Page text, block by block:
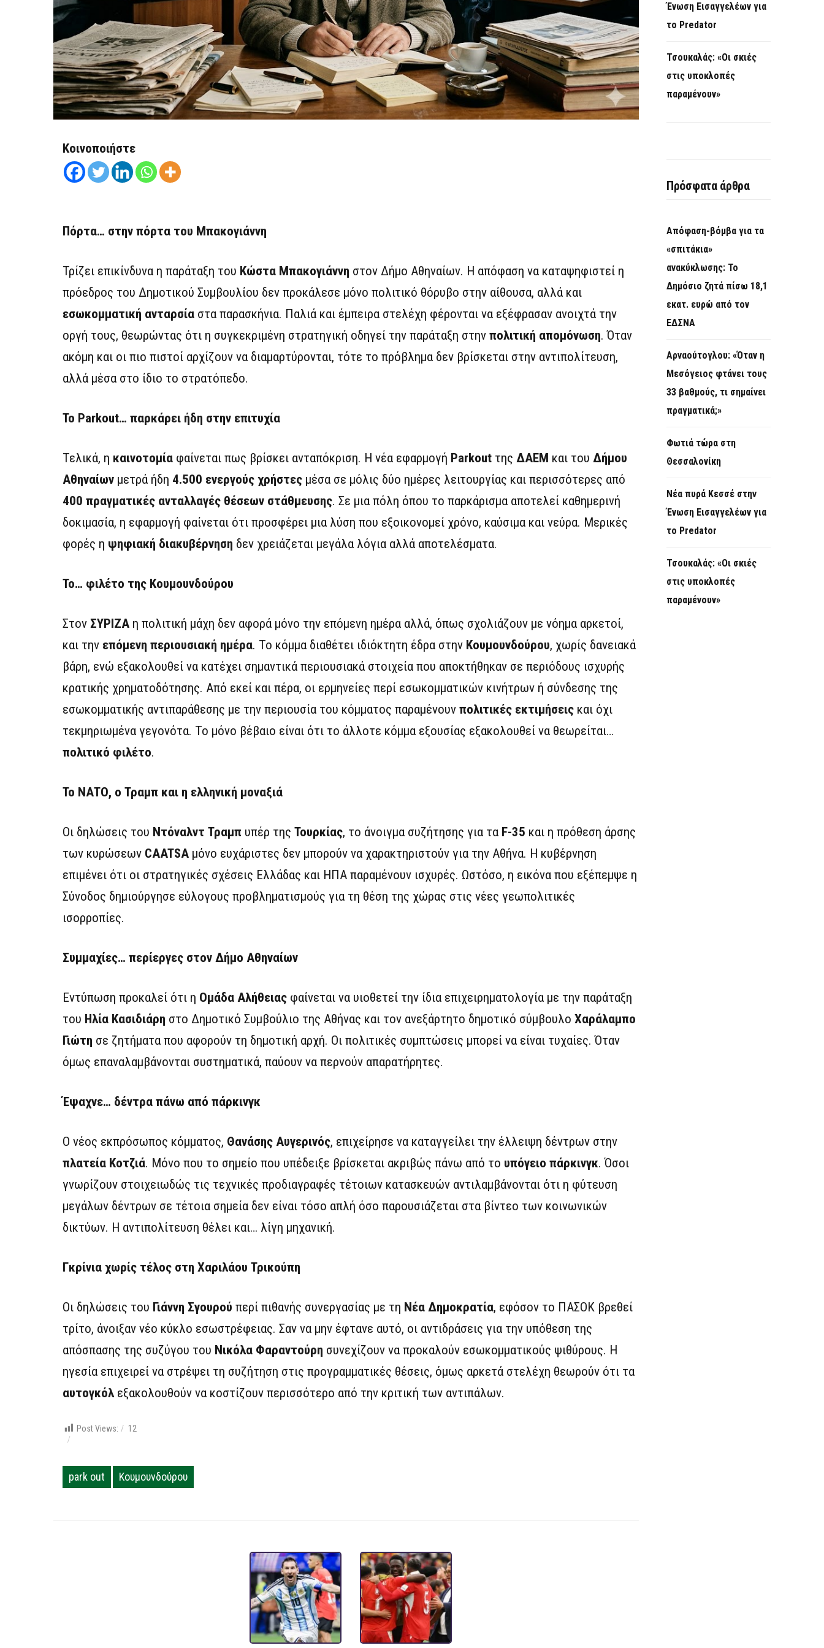
Κοινοποιήστε
Πόρτα… στην πόρτα του Μπακογιάννη
Τρίζει επικίνδυνα η παράταξη του Κώστα Μπακογιάννη στον Δήμο Αθηναίων. Η απόφαση να καταψηφιστεί η
πρόεδρος του Δημοτικού Συμβουλίου δεν προκάλεσε μόνο πολιτικό θόρυβο στην αίθουσα, αλλά και
εσωκομματική ανταρσία στα παρασκήνια. Παλιά και έμπειρα στελέχη φέρονται να εξέφρασαν ανοιχτά την
οργή τους, θεωρώντας ότι η συγκεκριμένη στρατηγική οδηγεί την παράταξη στην πολιτική απομόνωση. Όταν
ακόμη και οι πιο πιστοί αρχίζουν να διαμαρτύρονται, τότε το πρόβλημα δεν βρίσκεται στην αντιπολίτευση,
αλλά μέσα στο ίδιο το στρατόπεδο.
Το Parkout… παρκάρει ήδη στην επιτυχία
Τελικά, η καινοτομία φαίνεται πως βρίσκει ανταπόκριση. Η νέα εφαρμογή Parkout της ΔΑΕΜ και του Δήμου
Αθηναίων μετρά ήδη 4.500 ενεργούς χρήστες μέσα σε μόλις δύο ημέρες λειτουργίας και περισσότερες από
400 πραγματικές ανταλλαγές θέσεων στάθμευσης. Σε μια πόλη όπου το παρκάρισμα αποτελεί καθημερινή
δοκιμασία, η εφαρμογή φαίνεται ότι προσφέρει μια λύση που εξοικονομεί χρόνο, καύσιμα και νεύρα. Μερικές
φορές η ψηφιακή διακυβέρνηση δεν χρειάζεται μεγάλα λόγια αλλά αποτελέσματα.
Το… φιλέτο της Κουμουνδούρου
Στον ΣΥΡΙΖΑ η πολιτική μάχη δεν αφορά μόνο την επόμενη ημέρα αλλά, όπως σχολιάζουν με νόημα αρκετοί,
και την επόμενη περιουσιακή ημέρα. Το κόμμα διαθέτει ιδιόκτητη έδρα στην Κουμουνδούρου, χωρίς δανειακά
βάρη, ενώ εξακολουθεί να κατέχει σημαντικά περιουσιακά στοιχεία που αποκτήθηκαν σε περιόδους ισχυρής
κρατικής χρηματοδότησης. Από εκεί και πέρα, οι ερμηνείες περί εσωκομματικών κινήτρων ή σύνδεσης της
εσωκομματικής αντιπαράθεσης με την περιουσία του κόμματος παραμένουν πολιτικές εκτιμήσεις και όχι
τεκμηριωμένα γεγονότα. Το μόνο βέβαιο είναι ότι το άλλοτε κόμμα εξουσίας εξακολουθεί να θεωρείται…
πολιτικό φιλέτο.
Το ΝΑΤΟ, ο Τραμπ και η ελληνική μοναξιά
Οι δηλώσεις του Ντόναλντ Τραμπ υπέρ της Τουρκίας, το άνοιγμα συζήτησης για τα F-35 και η πρόθεση άρσης
των κυρώσεων CAATSA μόνο ευχάριστες δεν μπορούν να χαρακτηριστούν για την Αθήνα. Η κυβέρνηση
επιμένει ότι οι στρατηγικές σχέσεις Ελλάδας και ΗΠΑ παραμένουν ισχυρές. Ωστόσο, η εικόνα που εξέπεμψε η
Σύνοδος δημιούργησε εύλογους προβληματισμούς για τη θέση της χώρας στις νέες γεωπολιτικές
ισορροπίες.
Συμμαχίες… περίεργες στον Δήμο Αθηναίων
Εντύπωση προκαλεί ότι η Ομάδα Αλήθειας φαίνεται να υιοθετεί την ίδια επιχειρηματολογία με την παράταξη
του Ηλία Κασιδιάρη στο Δημοτικό Συμβούλιο της Αθήνας και τον ανεξάρτητο δημοτικό σύμβουλο Χαράλαμπο
Γιώτη σε ζητήματα που αφορούν τη δημοτική αρχή. Οι πολιτικές συμπτώσεις μπορεί να είναι τυχαίες. Όταν
όμως επαναλαμβάνονται συστηματικά, παύουν να περνούν απαρατήρητες.
Έψαχνε… δέντρα πάνω από πάρκινγκ
Ο νέος εκπρόσωπος κόμματος, Θανάσης Αυγερινός, επιχείρησε να καταγγείλει την έλλειψη δέντρων στην
πλατεία Κοτζιά. Μόνο που το σημείο που υπέδειξε βρίσκεται ακριβώς πάνω από το υπόγειο πάρκινγκ. Όσοι
γνωρίζουν στοιχειωδώς τις τεχνικές προδιαγραφές τέτοιων κατασκευών αντιλαμβάνονται ότι η φύτευση
μεγάλων δέντρων σε τέτοια σημεία δεν είναι τόσο απλή όσο παρουσιάζεται στα βίντεο των κοινωνικών
δικτύων. Η αντιπολίτευση θέλει και… λίγη μηχανική.
Γκρίνια χωρίς τέλος στη Χαριλάου Τρικούπη
Οι δηλώσεις του Γιάννη Σγουρού περί πιθανής συνεργασίας με τη Νέα Δημοκρατία, εφόσον το ΠΑΣΟΚ βρεθεί
τρίτο, άνοιξαν νέο κύκλο εσωστρέφειας. Σαν να μην έφτανε αυτό, οι αντιδράσεις για την υπόθεση της
απόσπασης της συζύγου του Νικόλα Φαραντούρη συνεχίζουν να προκαλούν εσωκομματικούς ψιθύρους. Η
ηγεσία επιχειρεί να στρέψει τη συζήτηση στις προγραμματικές θέσεις, όμως αρκετά στελέχη θεωρούν ότι τα
αυτογκόλ εξακολουθούν να κοστίζουν περισσότερο από την κριτική των αντιπάλων.
Post Views: 12
park out Κουμουνδούρου
Ένωση Εισαγγελέων για
το Predator
Τσουκαλάς: «Οι σκιές
στις υποκλοπές
παραμένουν»
Πρόσφατα άρθρα
Απόφαση-βόμβα για τα
«σπιτάκια»
ανακύκλωσης: Το
Δημόσιο ζητά πίσω 18,1
εκατ. ευρώ από τον
ΕΔΣΝΑ
Αρναούτογλου: «Όταν η
Μεσόγειος φτάνει τους
33 βαθμούς, τι σημαίνει
πραγματικά;»
Φωτιά τώρα στη
Θεσσαλονίκη
Νέα πυρά Κεσσέ στην
Ένωση Εισαγγελέων για
το Predator
Τσουκαλάς: «Οι σκιές
στις υποκλοπές
παραμένουν»